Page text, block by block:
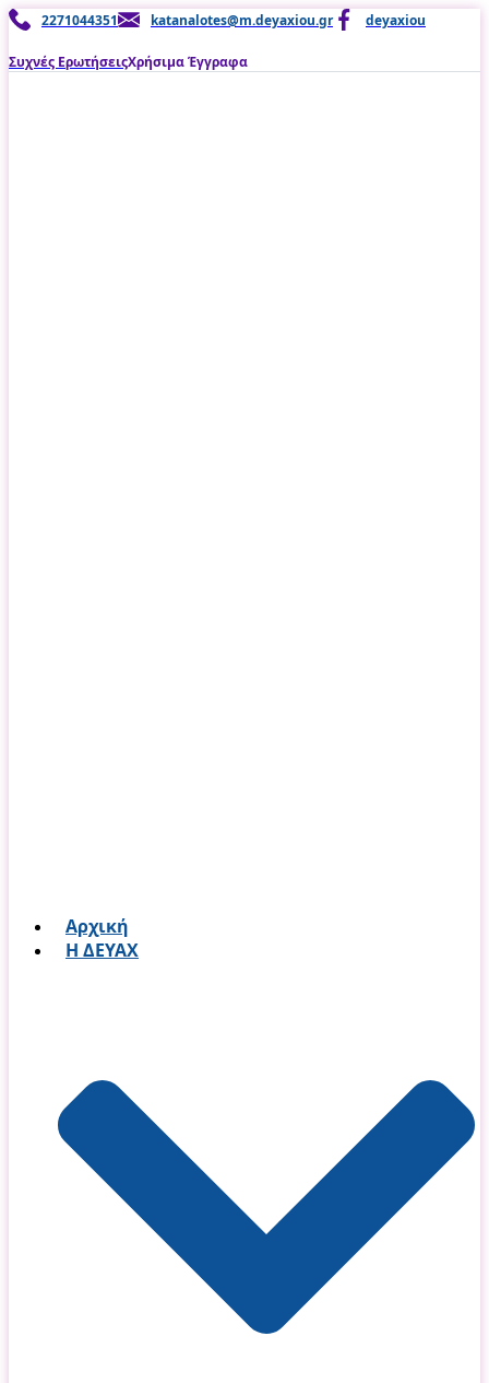
Μετάβαση
στο
περιεχόμενο
2271044351 katanalotes@m.deyaxiou.gr deyaxiou
Συχνές ΕρωτήσειςΧρήσιμα Έγγραφα
Αρχική
Η ΔΕΥΑΧ